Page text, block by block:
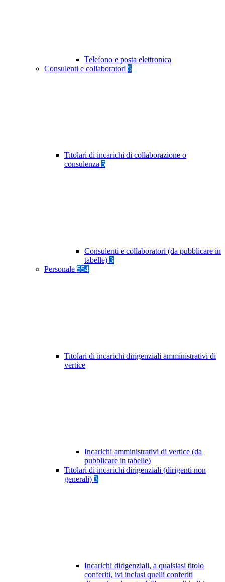
Telefono e posta elettronica
Consulenti e collaboratori 5
Titolari di incarichi di collaborazione o
consulenza 5
Consulenti e collaboratori (da pubblicare in
tabelle) 3
Personale 554
Titolari di incarichi dirigenziali amministrativi di
vertice
Incarichi amministrativi di vertice (da
pubblicare in tabelle)
Titolari di incarichi dirigenziali (dirigenti non
generali) 3
Incarichi dirigenziali, a qualsiasi titolo
conferiti, ivi inclusi quelli conferiti